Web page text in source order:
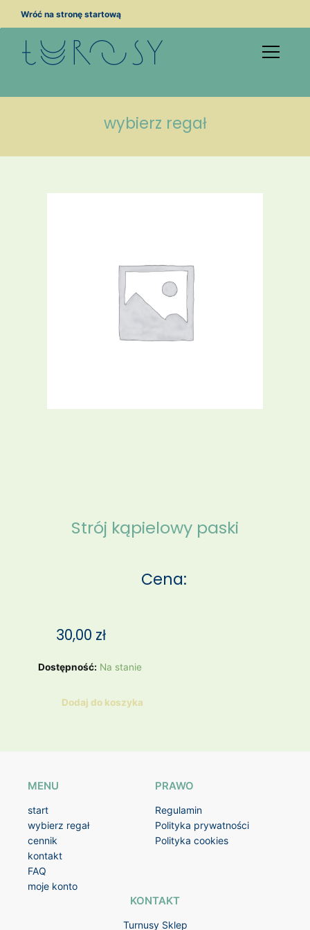
Wróć na stronę startową
wybierz regał
Strój kąpielowy paski
Cena:
30,00 zł
Dostępność: Na stanie
ilość
kąpielowyDodaj do koszyka
MENU
start
wybierz regał
cennik
kontakt
FAQ
moje konto
PRAWO
Regulamin
Polityka prywatności
Polityka cookies
KONTAKT
Turnusy Sklep